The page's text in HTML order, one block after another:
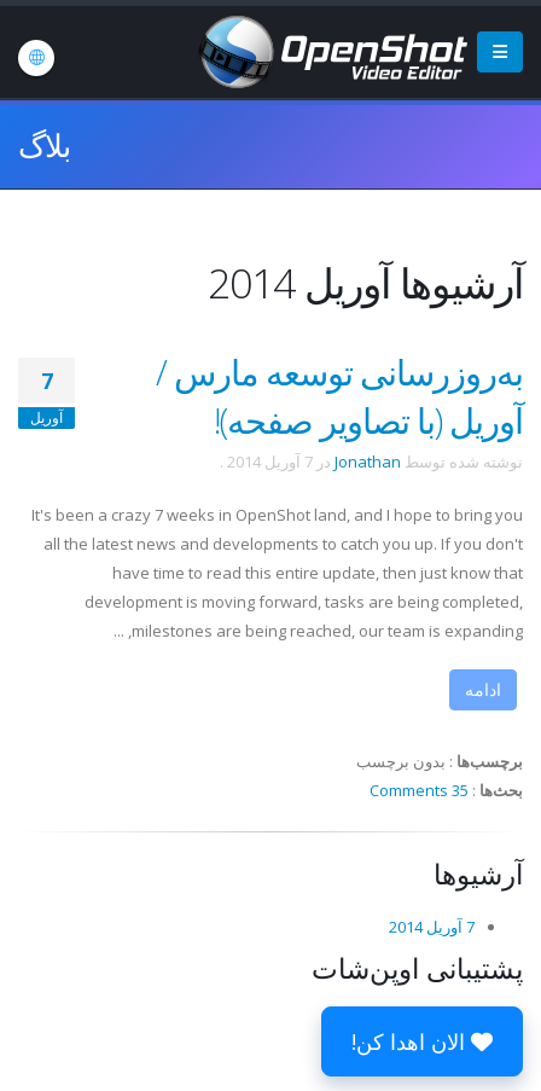
بلاگ
آرشیوها آوریل 2014
7
آوریل
به‌روزرسانی توسعه مارس /
آوریل (با تصاویر صفحه)!
نوشته شده توسط Jonathan در 7 آوریل 2014 .
It's been a crazy 7 weeks in OpenShot land, and I hope to bring you
all the latest news and developments to catch you up. If you don't
have time to read this entire update, then just know that
development is moving forward, tasks are being completed,
milestones are being reached, our team is expanding, ...
ادامه
برچسب‌ها : بدون برچسب
بحث‌ها :
35 Comments
آرشیوها
7 آوریل 2014
پشتیبانی اوپن‌شات
الان اهدا کن!